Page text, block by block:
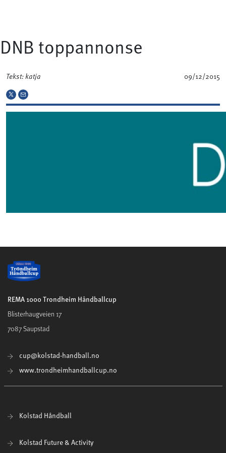
DNB toppannonse
Tekst: katja 09/12/2015
REMA 1000 Trondheim Håndballcup
Blisterhaugveien 17
7087 Saupstad
cup@kolstad-handball.no
www.trondheimhandballcup.no
Kolstad Håndball
Kolstad Future & Activity